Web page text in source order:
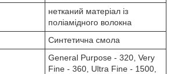
нетканий матеріал із
поліамідного волокна
Синтетична смола
General Purpose - 320, Very
Fine - 360, Ultra Fine - 1500,